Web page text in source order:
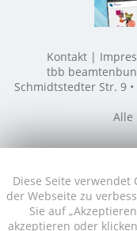
Diese Seite
der Webseite zu
Sie auf
akzeptieren oder
Kontakt
tbb
Schmidtstedter Str. 9 •
Alle